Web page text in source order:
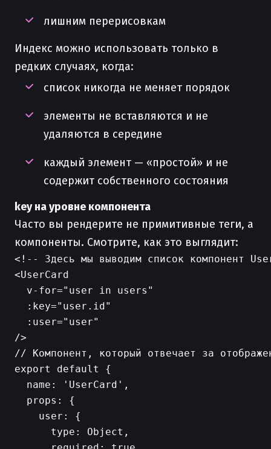
лишним перерисовкам
Индекс можно использовать только в
редких случаях, когда:
список никогда не меняет порядок
элементы не вставляются и не
удаляются в середине
каждый элемент — «простой» и не
содержит собственного состояния
key на уровне компонента
Часто вы рендерите не примитивные теги, а
компоненты. Смотрите, как это выглядит:
<!-- Здесь мы выводим список компонент
<UserCard
  v-for="user in users"
  :key="user.id"
  :user="user"
// Компонент, который отвечает за
export default {
  name: 'UserCard',
  props: {
    user: {
      type: Object,